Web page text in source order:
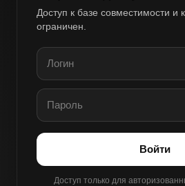
Доступ к базе совместимости и
ограничен.
Войти
Доступ только для